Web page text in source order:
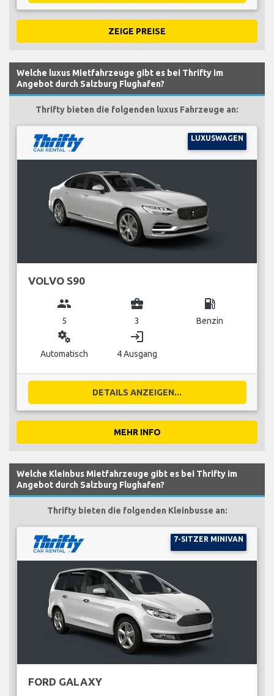
ZEIGE PREISE
Welche luxus Mietfahrzeuge gibt es bei Thrifty im
Angebot durch Salzburg Flughafen?
Thrifty bieten die folgenden luxus Fahrzeuge an:
LUXUSWAGEN
VOLVO S90
group
5
business_center
3
local_gas_station
Benzin
miscellaneous_services
Automatisch
login
4 Ausgang
DETAILS ANZEIGEN...
MEHR INFO
Welche Kleinbus Mietfahrzeuge gibt es bei Thrifty im
Angebot durch Salzburg Flughafen?
Thrifty bieten die folgenden Kleinbusse an:
7-SITZER MINIVAN
FORD GALAXY